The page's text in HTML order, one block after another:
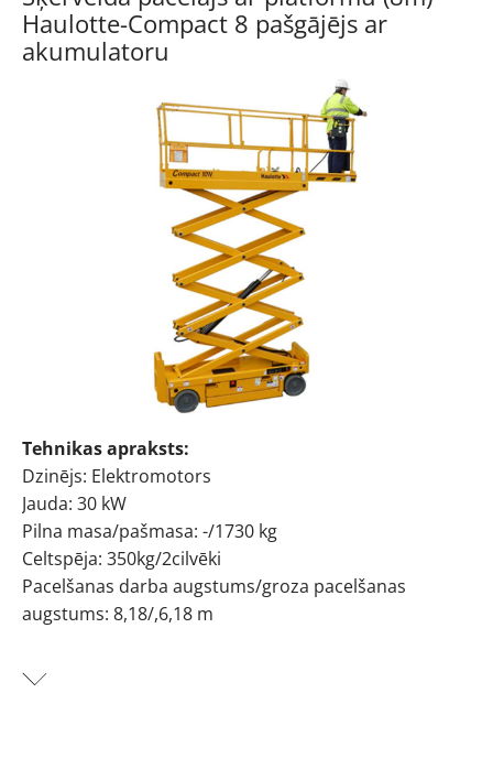
Haulotte-Compact 8 pašgājējs ar
akumulatoru
Tehnikas apraksts:
Dzinējs: Elektromotors
Jauda: 30 kW
Pilna masa/pašmasa: -/1730 kg
Celtspēja: 350kg/2cilvēki
Pacelšanas darba augstums/groza pacelšanas
augstums: 8,18/,6,18 m